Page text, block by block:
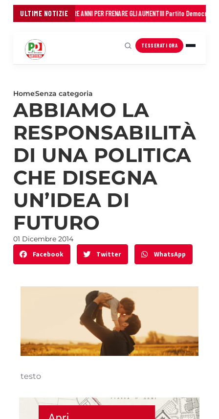
ULTIME NOTIZIE
45 MILIONI IN TRE ANNI PER FRENARE GLI AUMENTIIl Partito Democratico
TESSERATI ORA
HomeSenza categoria
ABBIAMO LA
RESPONSABILITÀ
DI UNA POLITICA
CHE DISEGNA
UN’IDEA DI
FUTURO
01 Dicembre 2014
Facebook Twitter WhatsApp
testo